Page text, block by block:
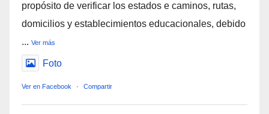
propósito de verificar los estados e caminos, rutas,
domicilios y establecimientos educacionales, debido
... Ver más
Foto
Ver en Facebook · Compartir